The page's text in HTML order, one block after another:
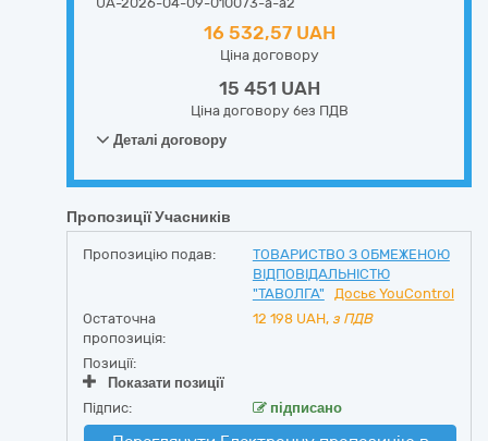
16 532,57 UAH
Ціна договору
15 451 UAH
Ціна договору без ПДВ
Деталі договору
Пропозиції Учасників
Пропозицію подав:
ТОВАРИСТВО З ОБМЕЖЕНОЮ
ВІДПОВІДАЛЬНІСТЮ
"ТАВОЛГА"
Досьє YouControl
Остаточна
пропозиція:
12 198 UAH, з ПДВ
Позиції:
Показати позиції
Підпис:
підписано